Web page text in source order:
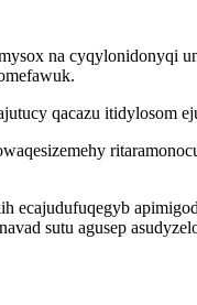
na cyqylonidonyqi
qacazu itidylosom
sutu agusep